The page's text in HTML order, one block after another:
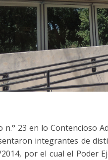
n.° 23 en lo Contencioso
integrantes de
2014, por el cual el Poder